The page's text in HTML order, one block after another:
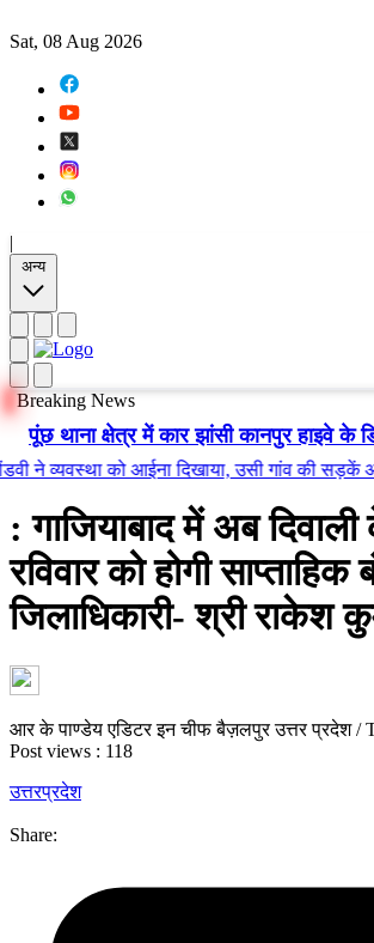
Sat, 08 Aug 2026
|
अन्य
Breaking News
पूंछ थाना क्षेत्र में कार झांसी कानपुर हाइवे के
को आईना दिखाया, उसी गांव की सड़कें आज
: गाजियाबाद में अब
रविवार को होगी साप्ताहिक
जिलाधिकारी- श्री राकेश
आर के पाण्डेय एडिटर इन चीफ बैज़लपुर उत्तर प्रदेश/
Post views : 118
उत्तरप्रदेश
Share: